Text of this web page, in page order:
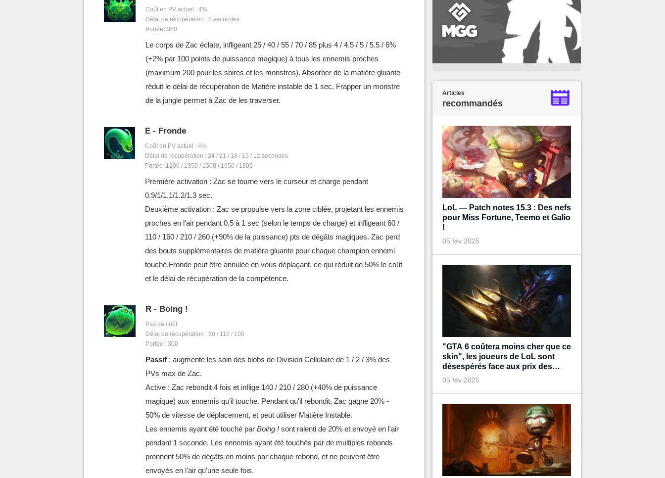
Coût en PV actuel : 4%
Délai de récupération : 5 secondes
Portée: 350
Le corps de Zac éclate, infligeant 25 / 40 / 55 / 70 / 85 plus 4 / 4.5 / 5 / 5.5 / 6%
(+2% par 100 points de puissance magique) à tous les ennemis proches
(maximum 200 pour les sbires et les monstres). Absorber de la matière gluante
réduit le délai de récupération de Matière instable de 1 sec. Frapper un monstre
de la jungle permet à Zac de les traverser.
E - Fronde
Coût en PV actuel : 4%
Délai de récupération : 24 / 21 / 18 / 15 / 12 secondes
Portée :1200 / 1350 / 1500 / 1650 / 1800
Première activation : Zac se tourne vers le curseur et charge pendant
0.9/1/1.1/1.2/1.3 sec.
Deuxième activation : Zac se propulse vers la zone ciblée, projetant les ennemis
proches en l'air pendant 0,5 à 1 sec (selon le temps de charge) et infligeant 60 /
110 / 160 / 210 / 260 (+90% de la puissance) pts de dégâts magiques. Zac perd
des bouts supplémentaires de matière gluante pour chaque champion ennemi
touché.Fronde peut être annulée en vous déplaçant, ce qui réduit de 50% le coût
et le délai de récupération de la compétence.
R - Boing !
Pas de coût
Délai de récupération : 30 / 115 / 100
Portée : 300
Passif: augmente les soin des blobs de Division Cellulaire de 1 / 2 / 3% des
PVs max de Zac.
Active : Zac rebondit 4 fois et inflige 140 / 210 / 280 (+40% de puissance
magique) aux ennemis qu'il touche. Pendant qu'il rebondit, Zac gagne 20% -
50% de vitesse de déplacement, et peut utiliser Matière Instable.
Les ennemis ayant été touché par Boing ! sont ralenti de 20% et envoyé en l'air
pendant 1 seconde. Les ennemis ayant été touchés par de multiples rebonds
prennent 50% de dégâts en moins par chaque rebond, et ne peuvent être
envoyés en l'air qu'une seule fois.
Articles
recommandés
LoL — Patch notes 15.3 : Des nefs
pour Miss Fortune, Teemo et Galio
!
05 fév 2025
"GTA 6 coûtera moins cher que ce
skin", les joueurs de LoL sont
désespérés face aux prix des
prochains cosmétiques
05 fév 2025